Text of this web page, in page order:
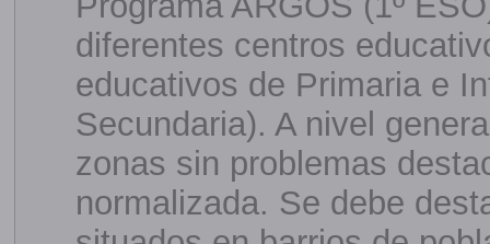
diferentes centros
educativos de Primaria e
Secundaria). A nivel
zonas sin problemas
normalizada. Se debe